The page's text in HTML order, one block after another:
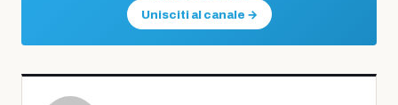
Unisciti al canale →